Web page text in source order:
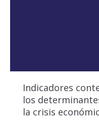
Indicadores
los
la crisis